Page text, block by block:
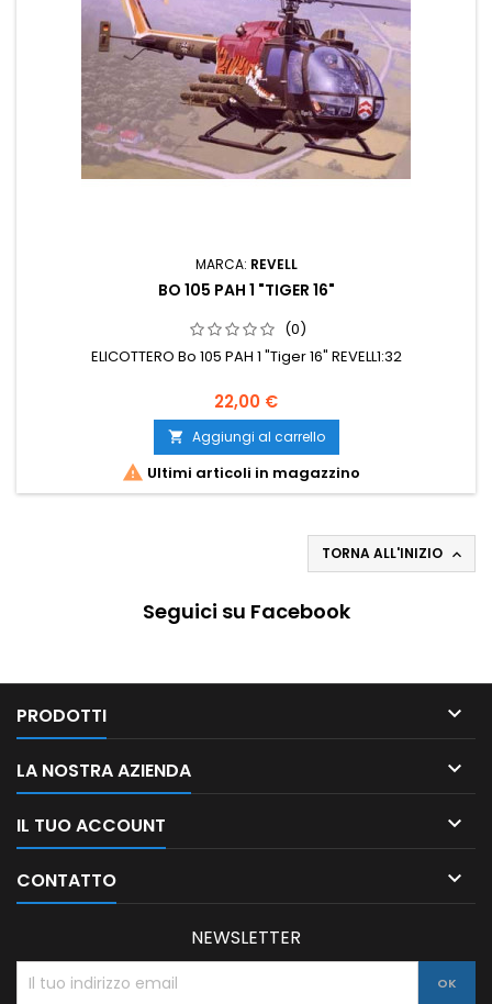
MARCA: REVELL
BO 105 PAH 1 "TIGER 16"
(0)
ELICOTTERO Bo 105 PAH 1 "Tiger 16" REVELL1:32
22,00 €
 Aggiungi al carrello
 Ultimi articoli in magazzino
TORNA ALL'INIZIO 
Seguici su Facebook
PRODOTTI 
LA NOSTRA AZIENDA 
IL TUO ACCOUNT 
CONTATTO 
NEWSLETTER